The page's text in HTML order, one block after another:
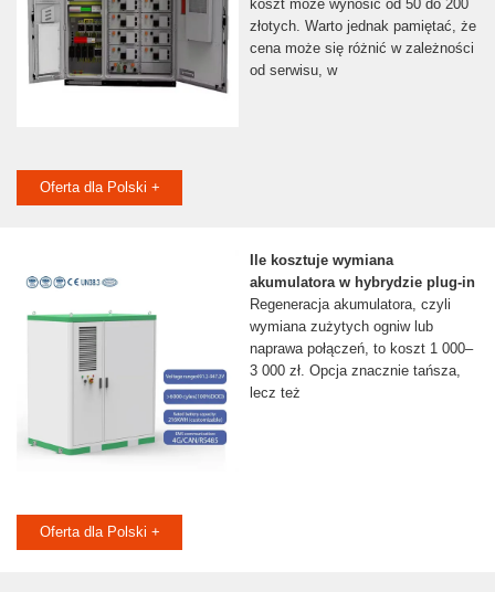
koszt może wynosić od 50 do 200
złotych. Warto jednak pamiętać, że
cena może się różnić w zależności
od serwisu, w
Oferta dla Polski +
Ile kosztuje wymiana
akumulatora w hybrydzie plug-in
Regeneracja akumulatora, czyli
wymiana zużytych ogniw lub
naprawa połączeń, to koszt 1 000–
3 000 zł. Opcja znacznie tańsza,
lecz też
Oferta dla Polski +